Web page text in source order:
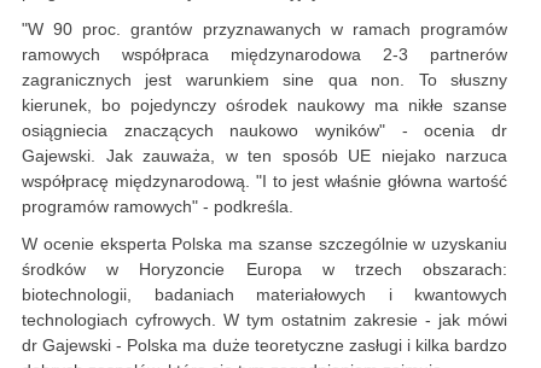
"W 90 proc. grantów przyznawanych w ramach programów
ramowych współpraca międzynarodowa 2-3 partnerów
zagranicznych jest warunkiem sine qua non. To słuszny
kierunek, bo pojedynczy ośrodek naukowy ma nikłe szanse
osiągniecia znaczących naukowo wyników" - ocenia dr
Gajewski. Jak zauważa, w ten sposób UE niejako narzuca
współpracę międzynarodową. "I to jest właśnie główna wartość
programów ramowych" - podkreśla.
W ocenie eksperta Polska ma szanse szczególnie w uzyskaniu
środków w Horyzoncie Europa w trzech obszarach:
biotechnologii, badaniach materiałowych i kwantowych
technologiach cyfrowych. W tym ostatnim zakresie - jak mówi
dr Gajewski - Polska ma duże teoretyczne zasługi i kilka bardzo